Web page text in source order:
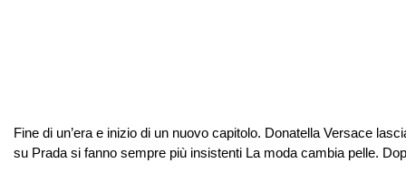
Fine di un’era e inizio di un nuovo capitolo. Donatella Versace
su Prada si fanno sempre più insistenti La moda cambia pelle.